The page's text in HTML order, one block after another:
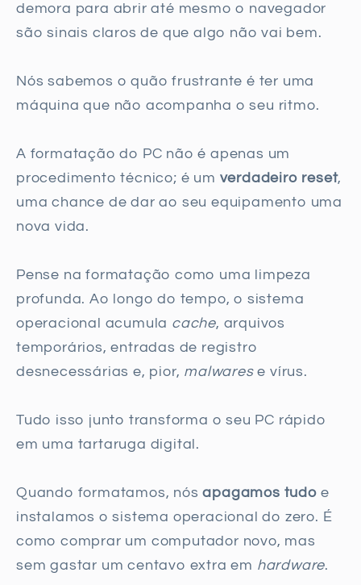
demora para abrir até mesmo o navegador
são sinais claros de que algo não vai bem.
Nós sabemos o quão frustrante é ter uma
máquina que não acompanha o seu ritmo.
A formatação do PC não é apenas um
procedimento técnico; é um verdadeiro reset,
uma chance de dar ao seu equipamento uma
nova vida.
Pense na formatação como uma limpeza
profunda. Ao longo do tempo, o sistema
operacional acumula cache, arquivos
temporários, entradas de registro
desnecessárias e, pior, malwarese vírus.
Tudo isso junto transforma o seu PC rápido
em uma tartaruga digital.
Quando formatamos, nósapagamos tudoe
instalamos o sistema operacional do zero. É
como comprar um computador novo, mas
sem gastar um centavo extra em hardware.